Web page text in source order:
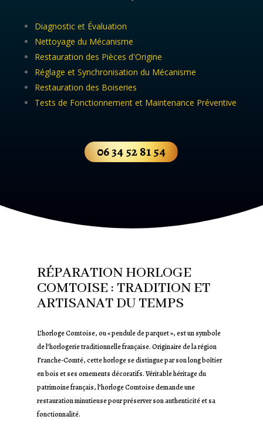
Diagnostic et Évaluation
Nettoyage du Mécanisme
Restauration des Pièces d'Origine
Réglage et Synchronisation du Mécanisme
Restauration des Boiseries
Tests de Fonctionnement et Maintenance Préventive
06 34 52 81 54
RÉPARATION HORLOGE
COMTOISE : TRADITION ET
ARTISANAT DU TEMPS
L’horloge Comtoise, ou « pendule de parquet », est un symbole
de l’horlogerie traditionnelle française. Originaire de la région
Franche-Comté, cette horloge se distingue par son long boîtier
en bois et ses ornements décoratifs. Véritable héritage du
patrimoine français, l’horloge Comtoise demande une
restauration minutieuse pour préserver son authenticité et sa
fonctionnalité.